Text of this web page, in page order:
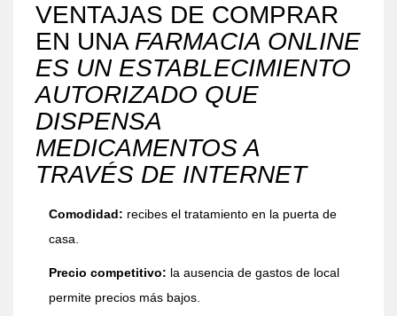
VENTAJAS DE COMPRAR
EN UNA FARMACIA ONLINE
ES UN ESTABLECIMIENTO
AUTORIZADO QUE
DISPENSA
MEDICAMENTOS A
TRAVÉS DE INTERNET
Comodidad: recibes el tratamiento en la puerta de
casa.
Precio competitivo: la ausencia de gastos de local
permite precios más bajos.